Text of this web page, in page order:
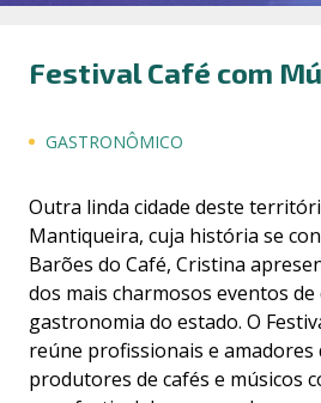
Festival Café com
GASTRONÔMICO
Outra linda cidade deste
Mantiqueira, cuja história se
Barões do Café, Cristina
dos mais charmosos eventos
gastronomia do estado. O
reúne profissionais e amadores
produtores de cafés e músicos